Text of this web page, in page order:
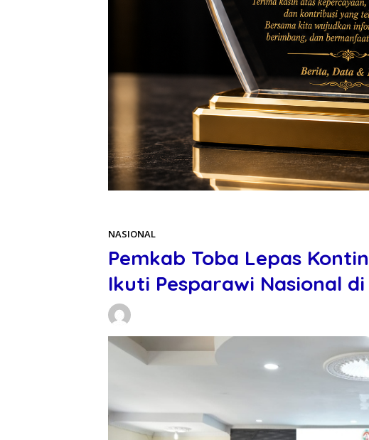
NASIONAL
Pemkab Toba Lepas
Ikuti Pesparawi Nasional